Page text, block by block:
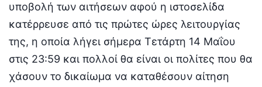
υποβολή των αιτήσεων αφού η ιστοσελίδα
κατέρρευσε από τις πρώτες ώρες λειτουργίας
της, η οποία λήγει σήμερα Τετάρτη 14 Μαΐου
στις 23:59 και πολλοί θα είναι οι πολίτες που θα
χάσουν το δικαίωμα να καταθέσουν αίτηση